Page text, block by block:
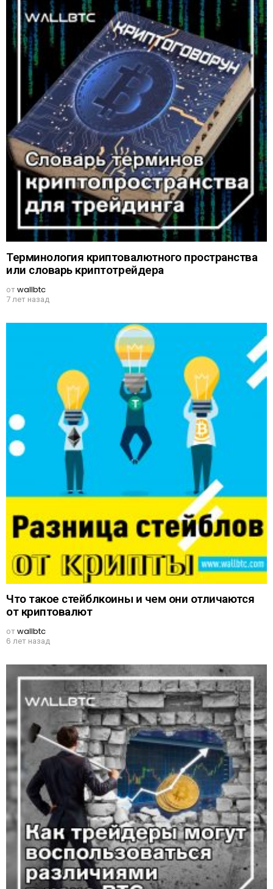
Терминология криптовалютного пространства
или словарь криптотрейдера
отwallbtc
7 лет назад
Что такое стейблкоины и чем они отличаются
от криптовалют
отwallbtc
6 лет назад